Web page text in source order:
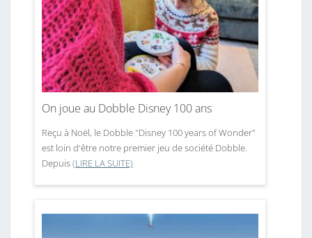
On joue au Dobble Disney 100 ans
Reçu à Noël, le Dobble "Disney 100 years of Wonder"
est loin d'être notre premier jeu de société Dobble.
Depuis(LIRE LA SUITE)